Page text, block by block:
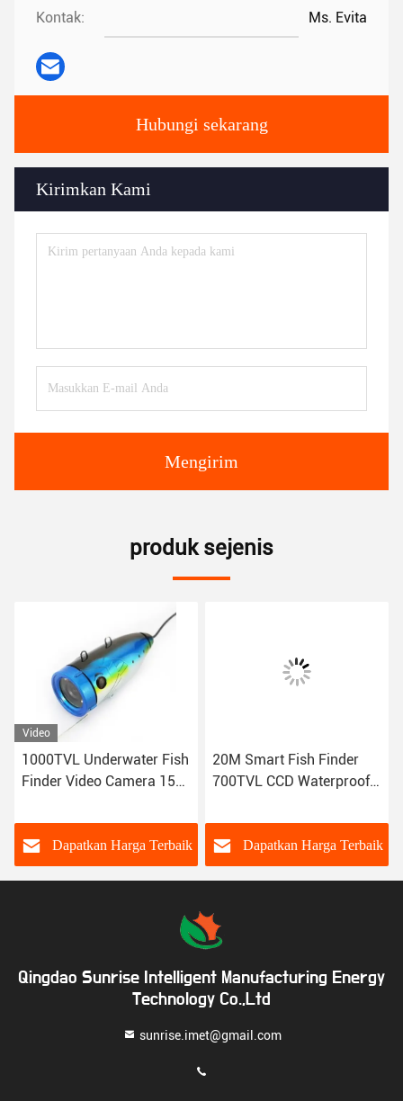
Kontak: Ms. Evita
Hubungi sekarang
Kirimkan Kami
Mengirim
produk sejenis
Video
1000TVL Underwater Fish
Finder Video Camera 15M
memancing bawah air
Dapatkan Harga Terbaik
20M Smart Fish Finder
700TVL CCD Waterproof
Camera Dengan 0 ~ 360
derajatDapatkan Harga Terbaik
Qingdao Sunrise Intelligent Manufacturing Energy
Technology Co.,Ltd
sunrise.imet@gmail.com